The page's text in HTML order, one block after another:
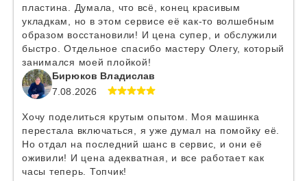
пластина. Думала, что всё, конец красивым
укладкам, но в этом сервисе её как-то волшебным
образом восстановили! И цена супер, и обслужили
быстро. Отдельное спасибо мастеру Олегу, который
занимался моей плойкой!
Бирюков Владислав
7.08.2026
Хочу поделиться крутым опытом. Моя машинка
перестала включаться, я уже думал на помойку её.
Но отдал на последний шанс в сервис, и они её
оживили! И цена адекватная, и все работает как
часы теперь. Топчик!